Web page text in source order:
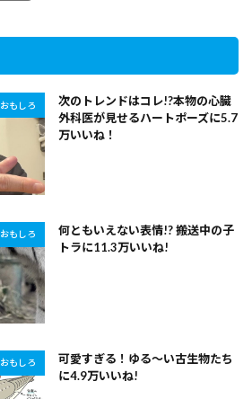
おもしろ
次のトレンドはコレ!?本物の心臓
外科医が見せるハートポーズに5.7
万いいね！
おもしろ
何ともいえない表情!? 搬送中の子
トラに11.3万いいね!
おもしろ
可愛すぎる！ゆる～い古生物たち
に4.9万いいね!